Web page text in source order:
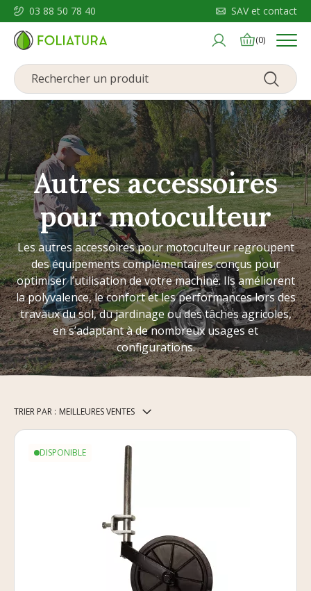
03 88 50 78 40 SAV et contact
(0) Menu
Autres accessoires
pour motoculteur
Les autres accessoires pour motoculteur regroupent
des équipements complémentaires conçus pour
optimiser l’utilisation de votre machine. Ils améliorent
la polyvalence, le confort et les performances lors des
travaux du sol, du jardinage ou des tâches agricoles,
en s’adaptant à de nombreux usages et
configurations.
TRIER PAR : MEILLEURES VENTES
DISPONIBLE